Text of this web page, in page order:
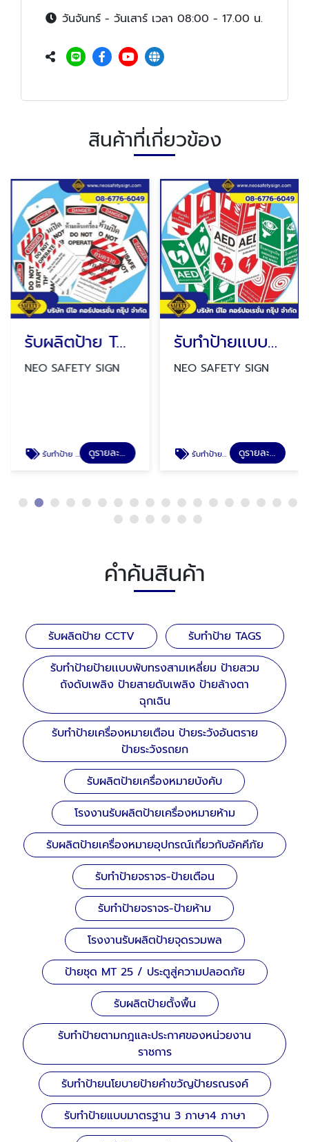
วันจันทร์ - วันเสาร์ เวลา 08:00 - 17.00 น.
สินค้าที่เกี่ยวข้อง
รับผลิตป้าย TAGS
NEO SAFETY SIGN
รับทำป้าย TAGS ดูรายละเอียด
รับทำป้ายเเบบพับทรงสามเหลี่ยม
NEO SAFETY SIGN
รับทำป้ายป้ายเเบบพับทรงสามเหลี่ยม ป้ายสวมถังดับเพลิง ป้ายสายดับเพลิง ป้ายล้างตาฉุกเฉิน ดูรายละเอียด
คำค้นสินค้า
รับผลิตป้าย CCTV
รับทำป้าย TAGS
รับทำป้ายป้ายเเบบพับทรงสามเหลี่ยม ป้ายสวม
ถังดับเพลิง ป้ายสายดับเพลิง ป้ายล้างตา
ฉุกเฉิน
รับทำป้ายเครื่องหมายเตือน ป้ายระวังอันตราย
ป้ายระวังรถยก
รับผลิตป้ายเครื่องหมายบังคับ
โรงงานรับผลิตป้ายเครื่องหมายห้าม
รับผลิตป้ายเครื่องหมายอุปกรณ์เกี่ยวกับอัคคีภัย
รับทำป้ายจราจร-ป้ายเตือน
รับทำป้ายจราจร-ป้ายห้าม
โรงงานรับผลิตป้ายจุดรวมพล
ป้ายชุด MT 25 / ประตูสู่ความปลอดภัย
รับผลิตป้ายตั้งพื้น
รับทำป้ายตามกฎและประกาศของหน่วยงาน
ราชการ
รับทำป้ายนโยบายป้ายคำขวัญป้ายรณรงค์
รับทำป้ายแบบมาตรฐาน 3 ภาษา4 ภาษา